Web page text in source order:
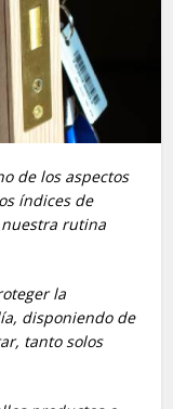
de los aspectos
índices de
rutina
la
disponiendo de
tanto solos